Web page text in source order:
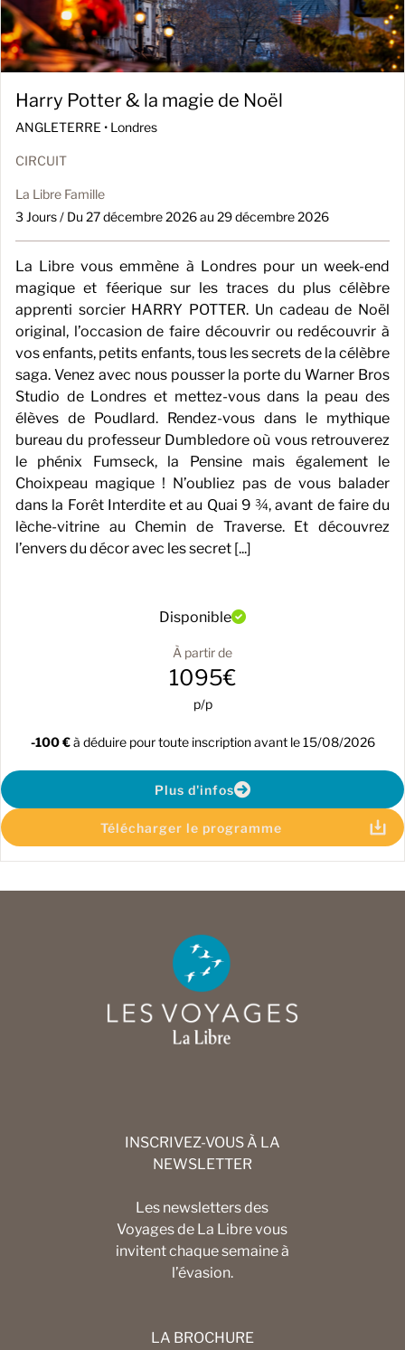
Harry Potter & la magie de Noël
ANGLETERRE • Londres
CIRCUIT
La Libre Famille
3 Jours / Du 27 décembre 2026 au 29 décembre 2026
La Libre vous emmène à Londres pour un week-end
magique et féerique sur les traces du plus célèbre
apprenti sorcier HARRY POTTER. Un cadeau de Noël
original, l’occasion de faire découvrir ou redécouvrir à
vos enfants, petits enfants, tous les secrets de la célèbre
saga. Venez avec nous pousser la porte du Warner Bros
Studio de Londres et mettez-vous dans la peau des
élèves de Poudlard. Rendez-vous dans le mythique
bureau du professeur Dumbledore où vous retrouverez
le phénix Fumseck, la Pensine mais également le
Choixpeau magique ! N’oubliez pas de vous balader
dans la Forêt Interdite et au Quai 9 ¾, avant de faire du
lèche-vitrine au Chemin de Traverse. Et découvrez
l’envers du décor avec les secret [...]
Disponible
À partir de
1095€
p/p
-100 €à déduire pour toute inscription avant le 15/08/2026
Plus d'infos
Télécharger le programme
INSCRIVEZ-VOUS À LA
NEWSLETTER
Les newsletters des
Voyages de La Libre vous
invitent chaque semaine à
l’évasion.
LA BROCHURE